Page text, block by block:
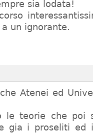
sia lodata!
un ignorante.
Atenei ed
le teorie che poi
gia i proseliti ed